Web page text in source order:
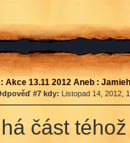
Akce 13.11 2012 Aneb :
#7 kdy: Listopad 14, 2012,
část